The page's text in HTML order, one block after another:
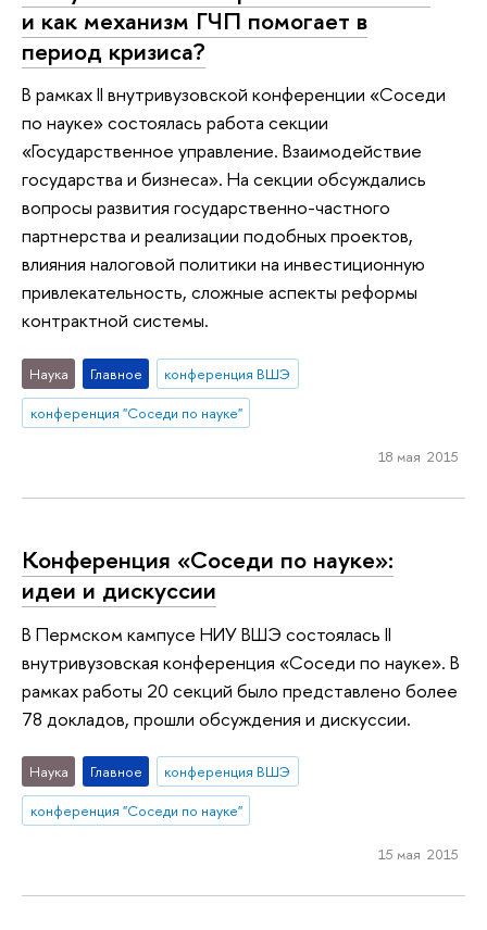
и как механизм ГЧП помогает в
период кризиса?
В рамках II внутривузовской конференции «Соседи
по науке» состоялась работа секции
«Государственное управление. Взаимодействие
государства и бизнеса». На секции обсуждались
вопросы развития государственно-частного
партнерства и реализации подобных проектов,
влияния налоговой политики на инвестиционную
привлекательность, сложные аспекты реформы
контрактной системы.
Наука Главное
конференция ВШЭ
конференция "Соседи по науке"
18 мая 2015
Конференция «Соседи по науке»:
идеи и дискуссии
В Пермском кампусе НИУ ВШЭ состоялась II
внутривузовская конференция «Соседи по науке». В
рамках работы 20 секций было представлено более
78 докладов, прошли обсуждения и дискуссии.
Наука Главное
конференция ВШЭ
конференция "Соседи по науке"
15 мая 2015